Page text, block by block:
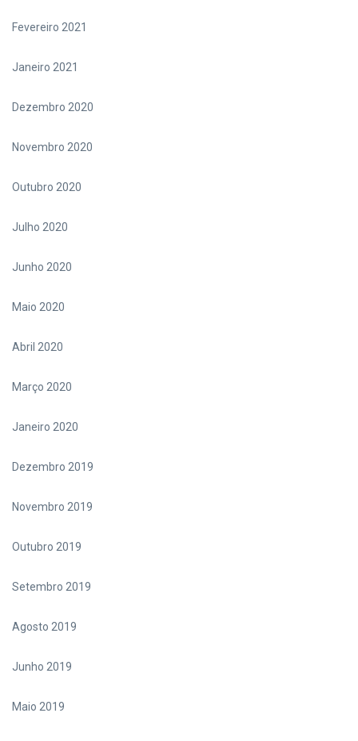
Fevereiro 2021
Janeiro 2021
Dezembro 2020
Novembro 2020
Outubro 2020
Julho 2020
Junho 2020
Maio 2020
Abril 2020
Março 2020
Janeiro 2020
Dezembro 2019
Novembro 2019
Outubro 2019
Setembro 2019
Agosto 2019
Junho 2019
Maio 2019